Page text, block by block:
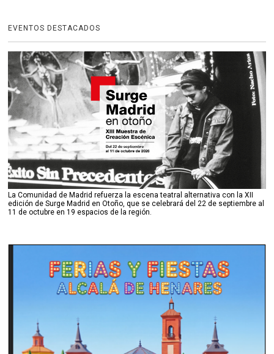
EVENTOS DESTACADOS
La Comunidad de Madrid refuerza la escena teatral alternativa con la XII
edición de Surge Madrid en Otoño, que se celebrará del 22 de septiembre al
11 de octubre en 19 espacios de la región.